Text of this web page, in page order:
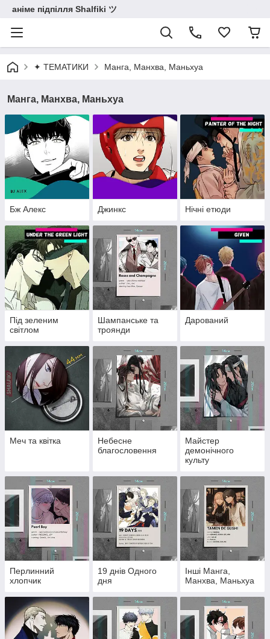
аніме підпілля Shalfiki ツ
✦ ТЕМАТИКИ Манга, Манхва, Маньхуа
Манга, Манхва, Маньхуа
Бж Алекс Джинкс Нічні етюди
Під зеленим
світлом
Шампанське та
троянди
Дарований
Меч та квітка
Небесне
благословення
Майстер
демонічного
культу
Перлинний
хлопчик
19 днів Одного
дня
Інші Манга,
Манхва, Маньхуа